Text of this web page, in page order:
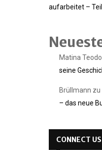
aufarbeitet –
Matina
seine
Brüllmann zu
– das neue
CONNECT US